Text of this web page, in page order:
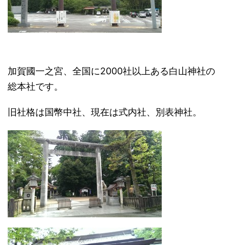
加賀國一之宮、全国に2000社以上ある白山神社の
総本社です。
旧社格は国幣中社、現在は式内社、別表神社。